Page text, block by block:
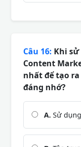
Câu 16: Khi
Content
nhất để tạo
đáng nhớ?
A. Sử